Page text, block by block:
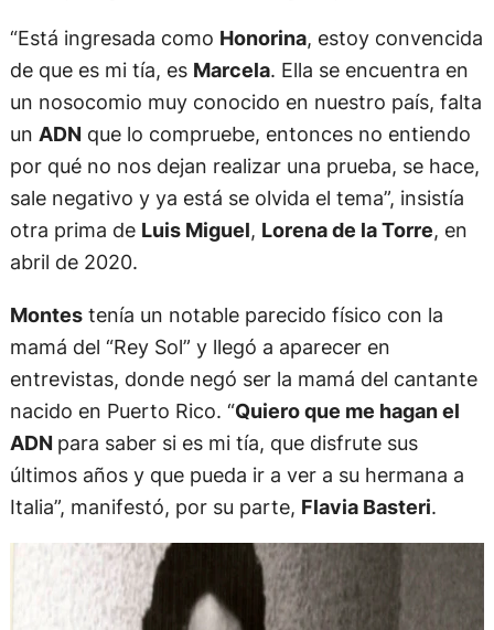
“Está ingresada como Honorina, estoy convencida
de que es mi tía, es Marcela. Ella se encuentra en
un nosocomio muy conocido en nuestro país, falta
un ADN que lo compruebe, entonces no entiendo
por qué no nos dejan realizar una prueba, se hace,
sale negativo y ya está se olvida el tema”, insistía
otra prima de Luis Miguel, Lorena de la Torre, en
abril de 2020.
Montestenía un notable parecido físico con la
mamá del “Rey Sol” y llegó a aparecer en
entrevistas, donde negó ser la mamá del cantante
nacido en Puerto Rico. “Quiero que me hagan el
ADN para saber si es mi tía, que disfrute sus
últimos años y que pueda ir a ver a su hermana a
Italia”, manifestó, por su parte, Flavia Basteri.